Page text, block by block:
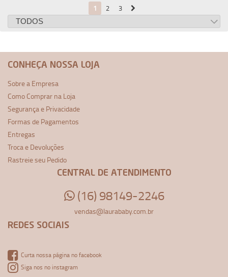
1
2 3
CONHEÇA NOSSA LOJA
Sobre a Empresa
Como Comprar na Loja
Segurança e Privacidade
Formas de Pagamentos
Entregas
Troca e Devoluções
Rastreie seu Pedido
CENTRAL DE ATENDIMENTO
(16) 98149-2246
vendas@laurababy.com.br
REDES SOCIAIS
Curta nossa página no facebook
Siga nos no instagram